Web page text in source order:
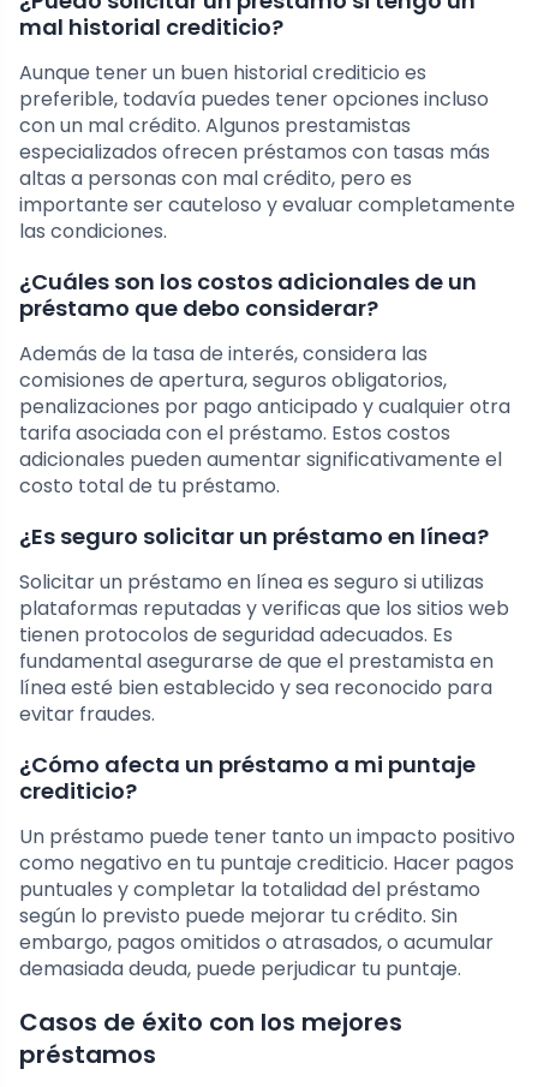
mal historial crediticio?
Aunque tener un buen historial crediticio es
preferible, todavía puedes tener opciones incluso
con un mal crédito. Algunos prestamistas
especializados ofrecen préstamos con tasas más
altas a personas con mal crédito, pero es
importante ser cauteloso y evaluar completamente
las condiciones.
¿Cuáles son los costos adicionales de un
préstamo que debo considerar?
Además de la tasa de interés, considera las
comisiones de apertura, seguros obligatorios,
penalizaciones por pago anticipado y cualquier otra
tarifa asociada con el préstamo. Estos costos
adicionales pueden aumentar significativamente el
costo total de tu préstamo.
¿Es seguro solicitar un préstamo en línea?
Solicitar un préstamo en línea es seguro si utilizas
plataformas reputadas y verificas que los sitios web
tienen protocolos de seguridad adecuados. Es
fundamental asegurarse de que el prestamista en
línea esté bien establecido y sea reconocido para
evitar fraudes.
¿Cómo afecta un préstamo a mi puntaje
crediticio?
Un préstamo puede tener tanto un impacto positivo
como negativo en tu puntaje crediticio. Hacer pagos
puntuales y completar la totalidad del préstamo
según lo previsto puede mejorar tu crédito. Sin
embargo, pagos omitidos o atrasados, o acumular
demasiada deuda, puede perjudicar tu puntaje.
Casos de éxito con los mejores
préstamos